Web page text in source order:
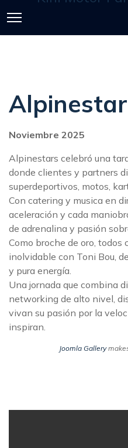
Noviembre 2025
Alpinestars celebró una
donde clientes y partners
superdeportivos, motos,
Con catering y musica en
aceleración y cada
de adrenalina y pasión
Como broche de oro,
inolvidable con Toni Bou,
y pura energía.
Una jornada que combina
networking de alto nivel,
vivan su pasión por la
inspiran.
Joomla Gallery